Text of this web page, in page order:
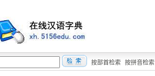
按部首检索 按拼音检索